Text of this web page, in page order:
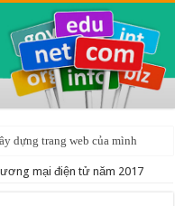
dựng trang web của mình
mại điện tử năm 2017